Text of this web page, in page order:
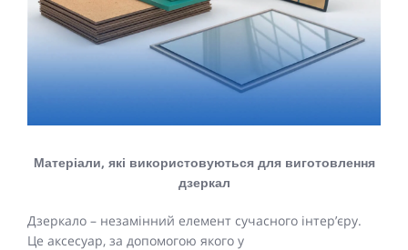
Матеріали, які використовуються для виготовлення
дзеркал
Дзеркало – незамінний елемент сучасного інтер’єру.
Це аксесуар, за допомогою якого у